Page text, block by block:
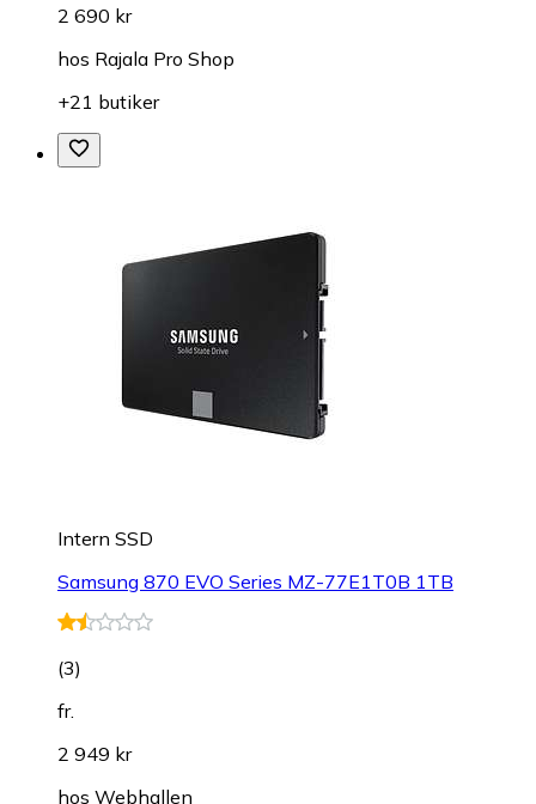
2 690 kr
hos Rajala Pro Shop
+21 butiker
Intern SSD
Samsung 870 EVO Series MZ-77E1T0B 1TB
(3)
fr.
2 949 kr
hos Webhallen